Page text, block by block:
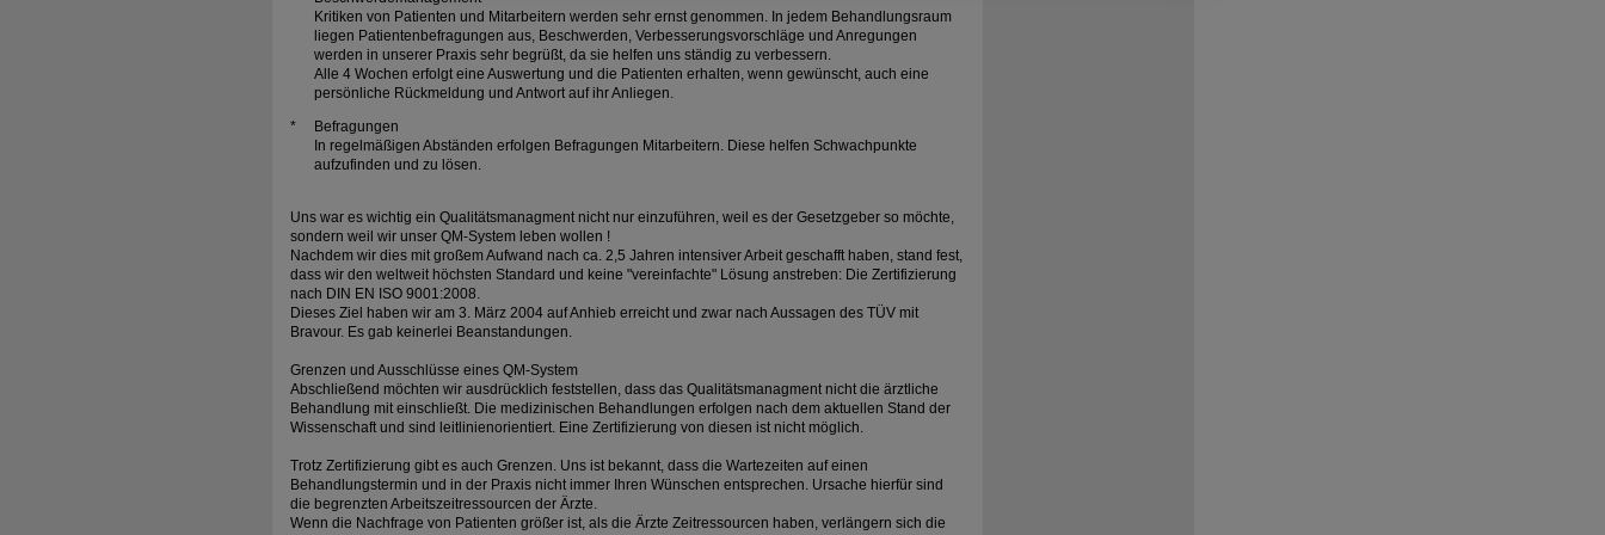
Kritiken von Patienten und Mitarbeitern werden sehr ernst genommen. In jedem Behandlungsraum
liegen Patientenbefragungen aus, Beschwerden, Verbesserungsvorschläge und Anregungen
werden in unserer Praxis sehr begrüßt, da sie helfen uns ständig zu verbessern.
Alle 4 Wochen erfolgt eine Auswertung und die Patienten erhalten, wenn gewünscht, auch eine
persönliche Rückmeldung und Antwort auf ihr Anliegen.
*
Befragungen
In regelmäßigen Abständen erfolgen Befragungen Mitarbeitern. Diese helfen Schwachpunkte
aufzufinden und zu lösen.
Uns war es wichtig ein Qualitätsmanagment nicht nur einzuführen, weil es der Gesetzgeber so möchte,
sondern weil wir unser QM-System leben wollen !
Nachdem wir dies mit großem Aufwand nach ca. 2,5 Jahren intensiver Arbeit geschafft haben, stand fest,
dass wir den weltweit höchsten Standard und keine "vereinfachte" Lösung anstreben: Die Zertifizierung
nach DIN EN ISO 9001:2008.
Dieses Ziel haben wir am 3. März 2004 auf Anhieb erreicht und zwar nach Aussagen des TÜV mit
Bravour. Es gab keinerlei Beanstandungen.
Grenzen und Ausschlüsse eines QM-System
Abschließend möchten wir ausdrücklich feststellen, dass das Qualitätsmanagment nicht die ärztliche
Behandlung mit einschließt. Die medizinischen Behandlungen erfolgen nach dem aktuellen Stand der
Wissenschaft und sind leitlinienorientiert. Eine Zertifizierung von diesen ist nicht möglich.
Trotz Zertifizierung gibt es auch Grenzen. Uns ist bekannt, dass die Wartezeiten auf einen
Behandlungstermin und in der Praxis nicht immer Ihren Wünschen entsprechen. Ursache hierfür sind
die begrenzten Arbeitszeitressourcen der Ärzte.
Wenn die Nachfrage von Patienten größer ist, als die Ärzte Zeitressourcen haben, verlängern sich die